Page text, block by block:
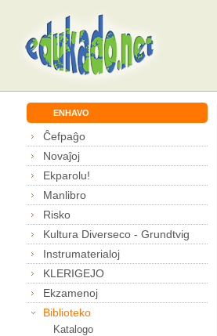
ENHAVO
Ĉefpaĝo
Novaĵoj
Ekparolu!
Manlibro
Risko
Kultura Diverseco - Grundtvig
Instrumaterialoj
KLERIGEJO
Ekzamenoj
Biblioteko
Katalogo